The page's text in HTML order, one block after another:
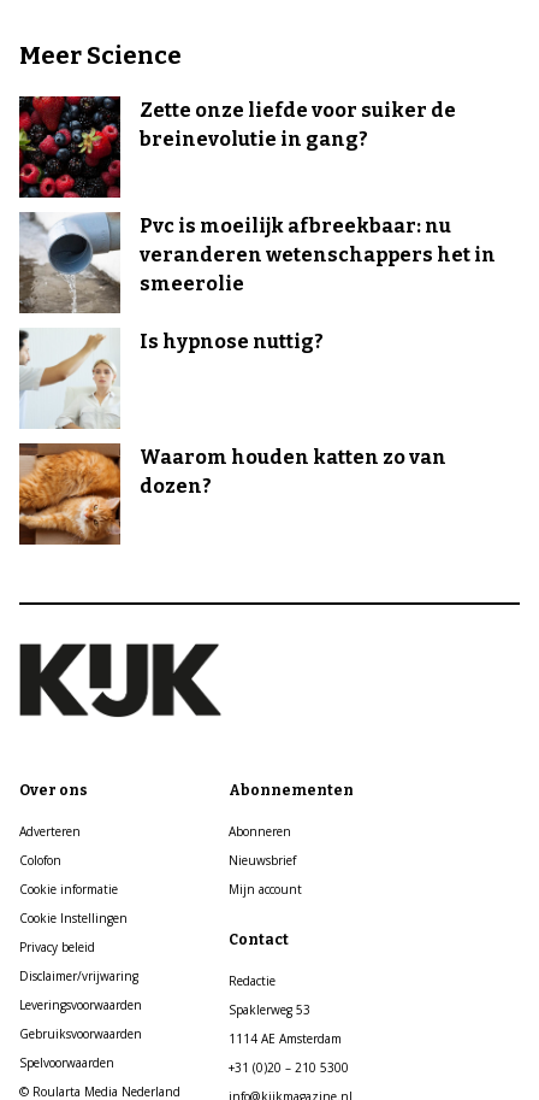
Meer Science
Zette onze liefde voor suiker de
breinevolutie in gang?
Pvc is moeilijk afbreekbaar: nu
veranderen wetenschappers het in
smeerolie
Is hypnose nuttig?
Waarom houden katten zo van
dozen?
Over ons
Adverteren
Colofon
Cookie informatie
Cookie Instellingen
Privacy beleid
Disclaimer/vrijwaring
Leveringsvoorwaarden
Gebruiksvoorwaarden
Spelvoorwaarden
© Roularta Media Nederland
Abonnementen
Abonneren
Nieuwsbrief
Mijn account
Contact
Redactie
Spaklerweg 53
1114 AE Amsterdam
+31 (0)20 – 210 5300
info@kijkmagazine.nl